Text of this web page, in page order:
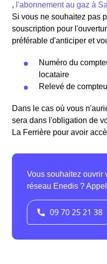
, l'abonnement au gaz à
Si vous ne souhaitez pas
souscription pour
préférable d'anticiper et
Numéro du
locataire
Relevé de
Dans le cas où vous
sera dans l'obligation de
La Ferrière pour avoir